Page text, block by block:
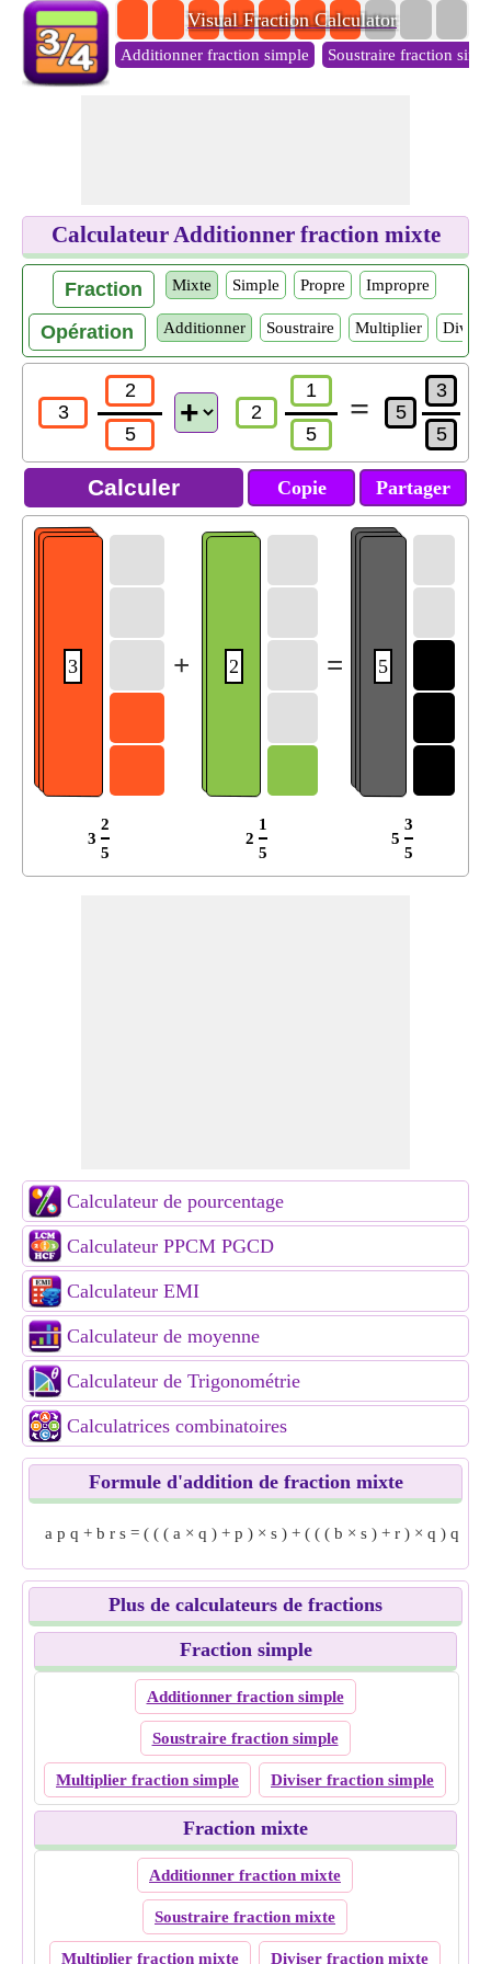
Visual Fraction Calculator
Additionner fraction simple Soustraire fraction
Calculateur Additionner fraction mixte
Fraction Mixte Simple Propre Impropre
Opération Additionner Soustraire Multiplier Diviser
=
Copie Partager
3
3
2
5
+ 2
2
1
5
= 5
5
3
5
Calculateur de pourcentage
Calculateur PPCM PGCD
Calculateur EMI
Calculateur de moyenne
Calculateur de Trigonométrie
Calculatrices combinatoires
Formule d'addition de fraction mixte
a p q + b r s = ( ( ( a × q ) + p ) × s ) + ( ( ( b × s ) + r ) × q ) q
Plus de calculateurs de fractions
Fraction simple
Additionner fraction simple
Soustraire fraction simple
Multiplier fraction simple Diviser fraction simple
Fraction mixte
Additionner fraction mixte
Soustraire fraction mixte
Multiplier fraction mixte Diviser fraction mixte